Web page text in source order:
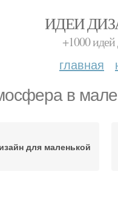
ИДЕИ
+1000 идей
главная
в
для маленькой